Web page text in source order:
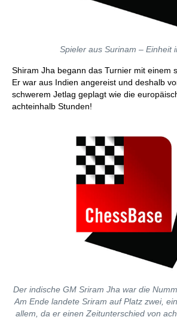
Spieler aus Surinam – Einheit
Shiram Jha begann das Turnier mit einem
Er war aus Indien angereist und deshalb
schwerem Jetlag geplagt wie die
achteinhalb Stunden!
Der indische GM Sriram Jha war die
Am Ende landete Sriram auf Platz zwei,
allem, da er einen Zeitunterschied von